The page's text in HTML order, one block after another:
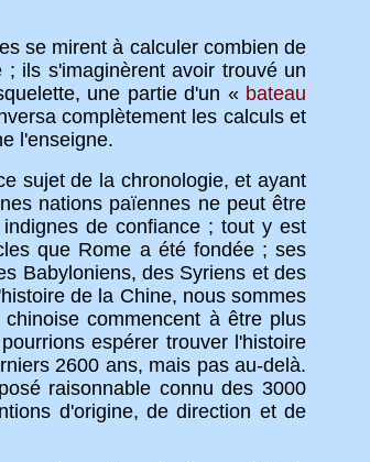
se mirent à calculer combien de
ils s'imaginèrent avoir trouvé un
une partie d'un « bateau
complètement les calculs et
l'enseigne.
de la chronologie, et ayant
nations païennes ne peut être
de confiance ; tout y est
que Rome a été fondée ; ses
Babyloniens, des Syriens et des
de la Chine, nous sommes
commencent à être plus
espérer trouver l'histoire
2600 ans, mais pas au-delà.
raisonnable connu des 3000
d'origine, de direction et de